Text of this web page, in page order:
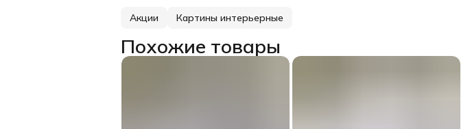
Акции Картины интерьерные
Похожие товары